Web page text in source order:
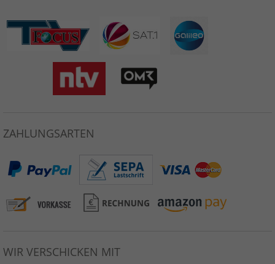
ZAHLUNGSARTEN
WIR VERSCHICKEN MIT